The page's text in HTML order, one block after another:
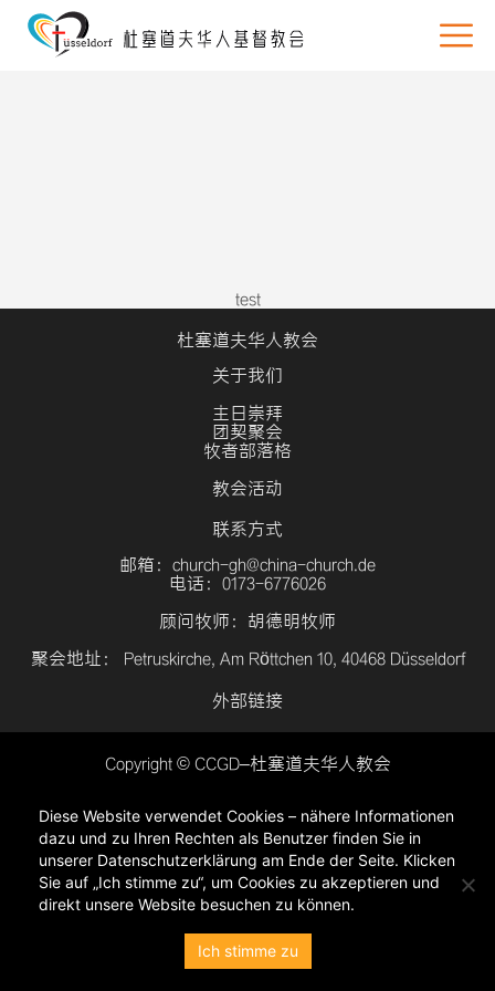
test
杜塞道夫华人教会
关于我们
主日崇拜
团契聚会
牧者部落格
教会活动
联系方式
邮箱：church-gh@china-church.de
电话：0173-6776026
顾问牧师：胡德明牧师
聚会地址： Petruskirche, Am Röttchen 10, 40468 Düsseldorf
外部链接
Copyright © CCGD–杜塞道夫华人教会
隐私政策
Diese Website verwendet Cookies – nähere Informationen
dazu und zu Ihren Rechten als Benutzer finden Sie in
unserer Datenschutzerklärung am Ende der Seite. Klicken
Sie auf „Ich stimme zu“, um Cookies zu akzeptieren und
direkt unsere Website besuchen zu können.
Ich stimme zu